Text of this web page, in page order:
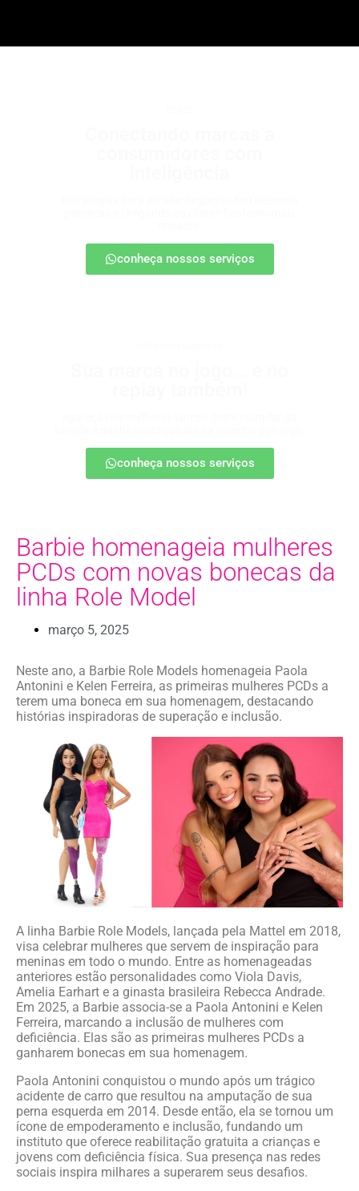
conheça nossos serviços
conheça nossos serviços
Barbie homenageia mulheres
PCDs com novas bonecas da
linha Role Model
março 5, 2025
Neste ano, a Barbie Role Models homenageia Paola
Antonini e Kelen Ferreira, as primeiras mulheres PCDs a
terem uma boneca em sua homenagem, destacando
histórias inspiradoras de superação e inclusão.
A linha Barbie Role Models, lançada pela Mattel em 2018,
visa celebrar mulheres que servem de inspiração para
meninas em todo o mundo. Entre as homenageadas
anteriores estão personalidades como Viola Davis,
Amelia Earhart e a ginasta brasileira Rebecca Andrade.
Em 2025, a Barbie associa-se a Paola Antonini e Kelen
Ferreira, marcando a inclusão de mulheres com
deficiência. Elas são as primeiras mulheres PCDs a
ganharem bonecas em sua homenagem.
Paola Antonini conquistou o mundo após um trágico
acidente de carro que resultou na amputação de sua
perna esquerda em 2014. Desde então, ela se tornou um
ícone de empoderamento e inclusão, fundando um
instituto que oferece reabilitação gratuita a crianças e
jovens com deficiência física. Sua presença nas redes
sociais inspira milhares a superarem seus desafios.